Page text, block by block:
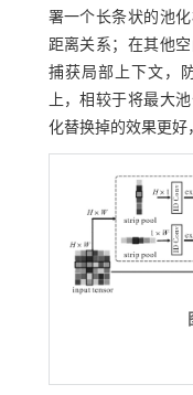
署一个长条状的池
距离关系；在其他
捕获局部上下文，
上，相较于将最大
化替换掉的效果更好